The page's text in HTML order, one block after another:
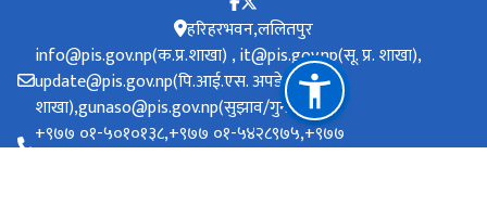
हरिहरभवन,ललितपुर
info@pis.gov.np(क.प्र.शाखा) , it@pis.gov.np(सू. प्र. शाखा),
update@pis.gov.np(पि.आई.एस. अपडेट
शाखा),gunaso@pis.gov.np(सुझाव/गुनासो)
+‌‌९७७ ०१-५०१०१३८,+९७७ ०१-५४२८९७५,+९७७